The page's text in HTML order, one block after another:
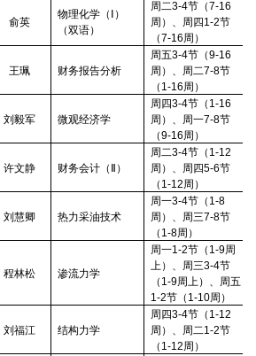
俞英
物理化学（ ）
（双语）
周二3-4节（7-16
周）、周四 1-2节
（7-16周）
王珮 财务报告分析
周五3-4节（9-16
周）、周二7-8节
（ 1-16周）
刘毅军 微观经济学
周四3-4节（ 1-16
周）、周一7-8节
（9-16周）
许文静 财务会计（ ）
周二3-4节（ 1-12
周）、周四5-6节
（ 1-12周）
刘慧卿 热力采油技术
周一3-4节（ 1-8
周）、周三7-8节
（ 1-8周）
程林松 渗流力学
周一1-2节（ 1-9周
上）、周三3-4节
（ 1-9周上）、周五
1-2节（ 1-10周）
刘福江 结构力学
周四3-4节（ 1-12
周）、周二1-2节
（ 1-12周）